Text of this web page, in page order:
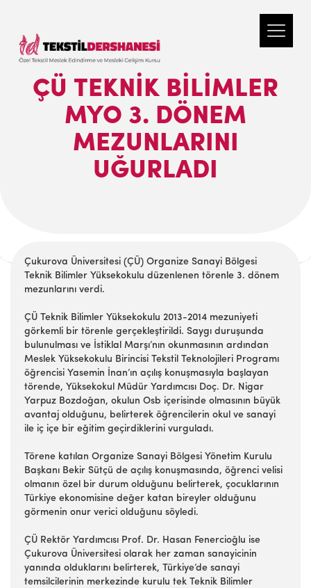
ÇÜ TEKNIK BILIMLER
MYO 3. DÖNEM
MEZUNLARINI
UĞURLADI
Çukurova Üniversitesi (ÇÜ) Organize Sanayi Bölgesi
Teknik Bilimler Yüksekokulu düzenlenen törenle 3. dönem
mezunlarını verdi.
ÇÜ Teknik Bilimler Yüksekokulu 2013-2014 mezuniyeti
görkemli bir törenle gerçekleştirildi. Saygı duruşunda
bulunulması ve İstiklal Marşı’nın okunmasının ardından
Meslek Yüksekokulu Birincisi Tekstil Teknolojileri Programı
öğrencisi Yasemin İnan’ın açılış konuşmasıyla başlayan
törende, Yüksekokul Müdür Yardımcısı Doç. Dr. Nigar
Yarpuz Bozdoğan, okulun Osb içerisinde olmasının büyük
avantaj olduğunu, belirterek öğrencilerin okul ve sanayi
ile iç içe bir eğitim geçirdiklerini vurguladı.
Törene katılan Organize Sanayi Bölgesi Yönetim Kurulu
Başkanı Bekir Sütçü de açılış konuşmasında, öğrenci velisi
olmanın özel bir durum olduğunu belirterek, çocuklarının
Türkiye ekonomisine değer katan bireyler olduğunu
görmenin onur verici olduğunu söyledi.
ÇÜ Rektör Yardımcısı Prof. Dr. Hasan Fenercioğlu ise
Çukurova Üniversitesi olarak her zaman sanayicinin
yanında olduklarını belirterek, Türkiye’de sanayi
temsilcilerinin merkezinde kurulu tek Teknik Bilimler